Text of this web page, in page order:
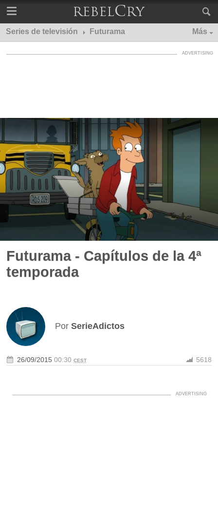
Series de televisión Futurama Más
Futurama - Capítulos de la 4ª
temporada
PorSerieAdictos
26/09/2015 00:30CEST 5618